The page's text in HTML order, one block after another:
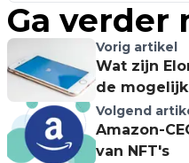
Ga verder
Vorig artikel
Wat zijn
de
Volgend
Amazon-
van NFT's